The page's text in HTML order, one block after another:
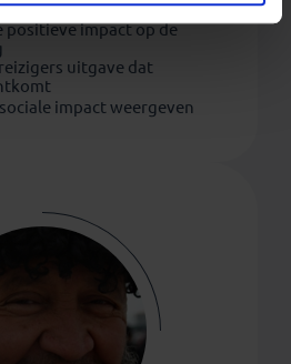
positieve impact op de
uitgave dat
impact weergeven